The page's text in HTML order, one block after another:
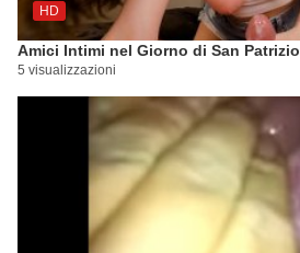
HD
Amici Intimi nel Giorno di San Patrizio
5 visualizzazioni